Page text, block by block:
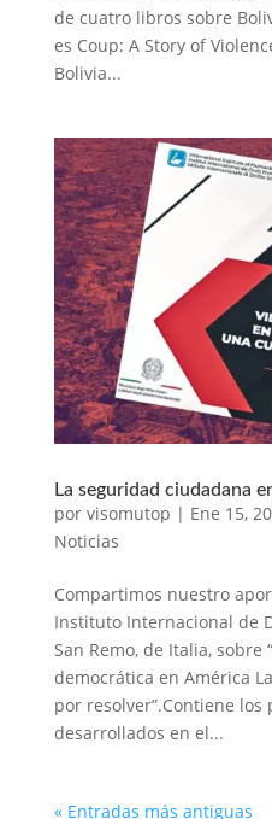
de cuatro libros sobre
es Coup: A Story of
Bolivia...
La seguridad ciudadana
por visomutop | Ene 15,
Noticias
Compartimos nuestro
Instituto Internacional de
San Remo, de Italia, sobre
democrática en América
por resolver”.Contiene
desarrollados en el...
« Entradas más antiguas